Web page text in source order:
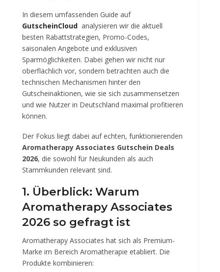
In diesem umfassenden Guide auf
GutscheinCloud analysieren wir die aktuell
besten Rabattstrategien, Promo-Codes,
saisonalen Angebote und exklusiven
Sparmöglichkeiten. Dabei gehen wir nicht nur
oberflächlich vor, sondern betrachten auch die
technischen Mechanismen hinter den
Gutscheinaktionen, wie sie sich zusammensetzen
und wie Nutzer in Deutschland maximal profitieren
können.
Der Fokus liegt dabei auf echten, funktionierenden
Aromatherapy Associates Gutschein Deals
2026, die sowohl für Neukunden als auch
Stammkunden relevant sind.
1. Überblick: Warum
Aromatherapy Associates
2026 so gefragt ist
Aromatherapy Associates hat sich als Premium-
Marke im Bereich Aromatherapie etabliert. Die
Produkte kombinieren: